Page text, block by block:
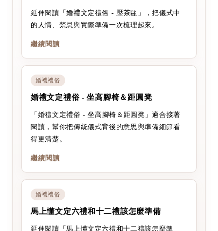
延伸閱讀「婚禮文定禮俗 - 壓茶甌」，把儀式中
的人情、禁忌與實際準備一次梳理起來。
繼續閱讀
婚禮禮俗
婚禮文定禮俗 - 坐高腳椅＆距圓凳
「婚禮文定禮俗 - 坐高腳椅＆距圓凳」適合接著
閱讀，幫你把傳統儀式背後的意思與準備細節看
得更清楚。
繼續閱讀
婚禮禮俗
馬上懂文定六禮和十二禮該怎麼準備
延伸閱讀「馬上懂文定六禮和十二禮該怎麼準